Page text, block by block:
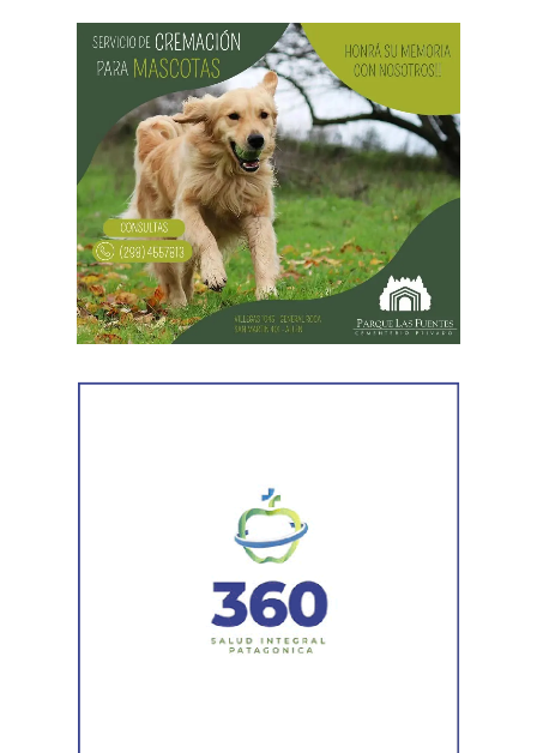
Desde Vialidad Nacional informaron que,durante las
próximas semanas, el operativo de bacheo será
reforzado con dos nuevas cuadrillas de trabajo y dos
camiones bacheadores, lo que permitirá incrementar
el ritmo de ejecución y optimizar las tareas de
mantenimiento en distintos puntos del Alto Valle.
Por otra parte, el organismo avanza con el relevamiento
sectores más deteriorados y mejorar las condiciones de